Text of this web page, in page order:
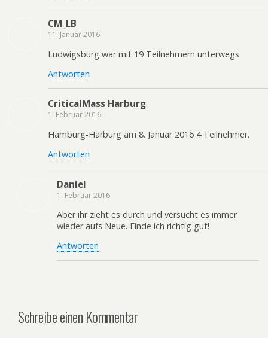
CM_LB
11. Januar 2016
Ludwigsburg war mit 19 Teilnehmern unterwegs
Antworten
CriticalMass Harburg
1. Februar 2016
Hamburg-Harburg am 8. Januar 2016 4 Teilnehmer.
Antworten
Daniel
1. Februar 2016
Aber ihr zieht es durch und versucht es immer
wieder aufs Neue. Finde ich richtig gut!
Antworten
Schreibe einen Kommentar